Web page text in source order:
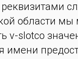
области
v-slotсо
имени